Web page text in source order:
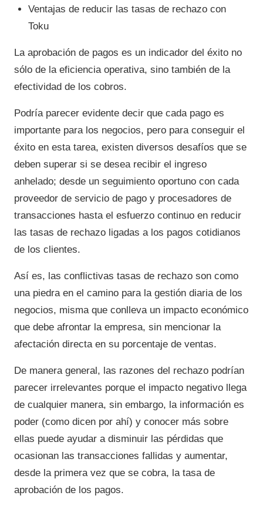
Ventajas de reducir las tasas de rechazo con
Toku
La aprobación de pagos es un indicador del éxito no
sólo de la eficiencia operativa, sino también de la
efectividad de los cobros.
Podría parecer evidente decir que cada pago es
importante para los negocios, pero para conseguir el
éxito en esta tarea, existen diversos desafíos que se
deben superar si se desea recibir el ingreso
anhelado; desde un seguimiento oportuno con cada
proveedor de servicio de pago y procesadores de
transacciones hasta el esfuerzo continuo en reducir
las tasas de rechazo ligadas a los pagos cotidianos
de los clientes.
Así es, las conflictivas tasas de rechazo son como
una piedra en el camino para la gestión diaria de los
negocios, misma que conlleva un impacto económico
que debe afrontar la empresa, sin mencionar la
afectación directa en su porcentaje de ventas.
De manera general, las razones del rechazo podrían
parecer irrelevantes porque el impacto negativo llega
de cualquier manera, sin embargo, la información es
poder (como dicen por ahí) y conocer más sobre
ellas puede ayudar a disminuir las pérdidas que
ocasionan las transacciones fallidas y aumentar,
desde la primera vez que se cobra, la tasa de
aprobación de los pagos.